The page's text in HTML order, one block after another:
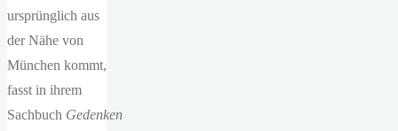
ursprünglich aus
der Nähe von
München kommt,
fasst in ihrem
Sachbuch Gedenken